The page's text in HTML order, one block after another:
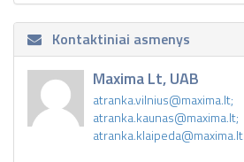
Kontaktiniai asmenys
Maxima Lt, UAB
atranka.vilnius@maxima.lt;
atranka.kaunas@maxima.lt;
atranka.klaipeda@maxima.lt